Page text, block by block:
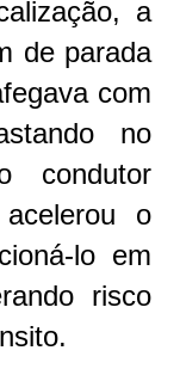
a
de parada
com
no
condutor
o
lo em
risco